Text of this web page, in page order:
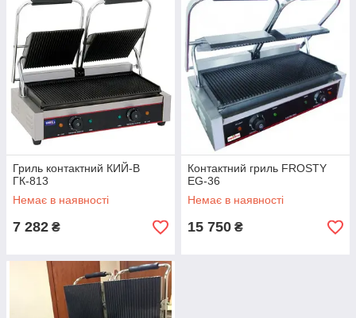
Гриль контактний КИЙ-В
ГК-813
Немає в наявності
7 282 ₴
Контактний гриль FROSTY
EG-36
Немає в наявності
15 750 ₴